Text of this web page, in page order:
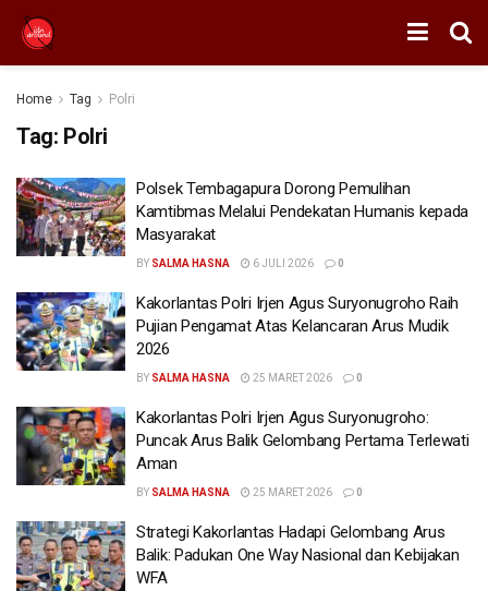
Home Tag Polri
Tag: Polri
Polsek Tembagapura Dorong Pemulihan
Kamtibmas Melalui Pendekatan Humanis kepada
Masyarakat
BY SALMA HASNA 6 JULI 2026 0
Kakorlantas Polri Irjen Agus Suryonugroho Raih
Pujian Pengamat Atas Kelancaran Arus Mudik
2026
BY SALMA HASNA 25 MARET 2026 0
Kakorlantas Polri Irjen Agus Suryonugroho:
Puncak Arus Balik Gelombang Pertama Terlewati
Aman
BY SALMA HASNA 25 MARET 2026 0
Strategi Kakorlantas Hadapi Gelombang Arus
Balik: Padukan One Way Nasional dan Kebijakan
WFA